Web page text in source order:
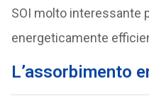
SOI molto interessante
energeticamente
L’assorbimento